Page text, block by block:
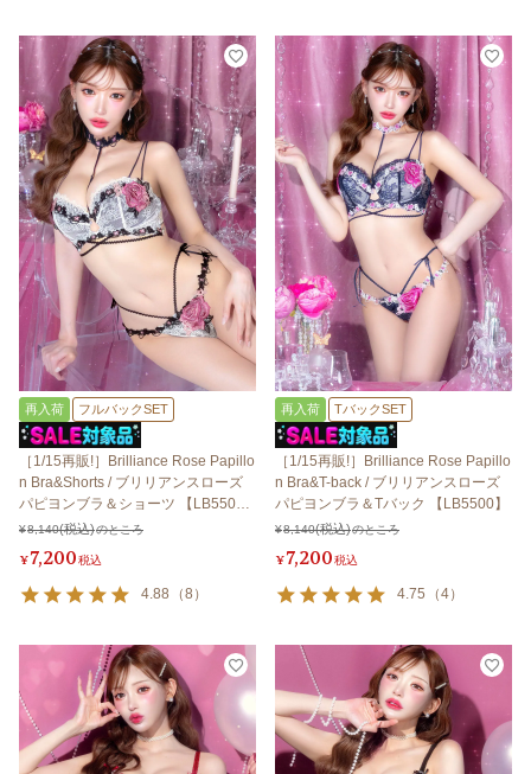
再入荷 フルバックSET
［1/15再販!］Brilliance Rose Papillo
n Bra&Shorts / ブリリアンスローズ
パピヨンブラ＆ショーツ 【LB550
0】
¥8,140 のところ
¥7,200税込
4.88 （8 ）
再入荷 TバックSET
［1/15再販!］Brilliance Rose Papillo
n Bra&T-back / ブリリアンスローズ
パピヨンブラ＆Tバック 【LB5500】
¥8,140 のところ
¥7,200税込
4.75 （4）